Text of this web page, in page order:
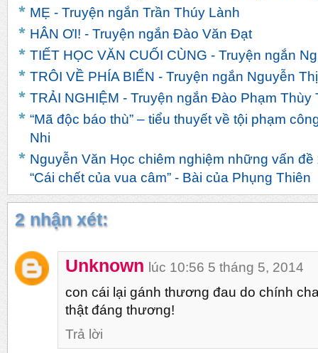
MẸ - Truyện ngắn Trần Thúy Lành
HÂN ƠI! - Truyện ngắn Đào Văn Đạt
TIẾT HỌC VĂN CUỐI CÙNG - Truyện ngắn
TRÔI VỀ PHÍA BIỂN - Truyện ngắn Nguyễn
TRẢI NGHIỆM - Truyện ngắn Đào Phạm Thùy
“Mã độc báo thù” – tiểu thuyết về tội phạm
Nhi
Nguyễn Văn Học chiêm nghiệm những vấn
“Cái chết của vua câm” - Bài của Phụng Thiên
2 nhận xét:
Unknown lúc 10:56 5 tháng 5, 2014
con cái lại gánh thương đau do chính
thật đáng thương!
Trả lời